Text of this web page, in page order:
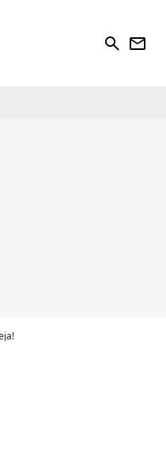
search newsletter